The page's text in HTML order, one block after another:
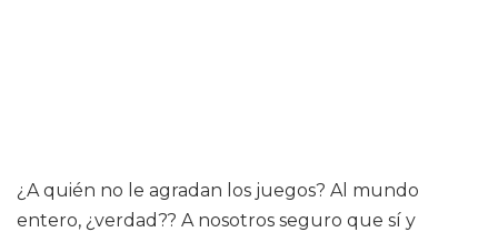
¿A quién no le agradan los juegos? Al mundo
entero, ¿verdad?? A nosotros seguro que sí y